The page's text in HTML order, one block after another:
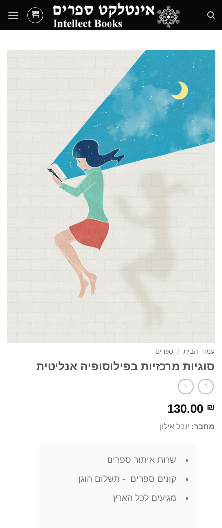
content
עמוד הבית / ספרים
סוגיות מרכזיות בפילוסופיה אנליטית
130.00 ₪
מחבר: יובל אילון
שרות איתור ספרים
קונים ספרים - תשלום הוגן
מגיעים לכל הארץ